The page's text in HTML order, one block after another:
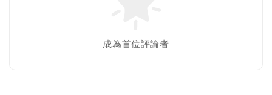
成為首位評論者